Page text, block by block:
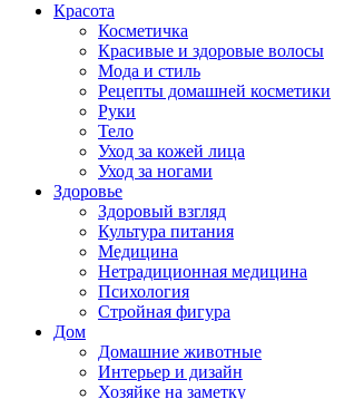
Красота
Косметичка
Красивые и здоровые волосы
Мода и стиль
Рецепты домашней косметики
Руки
Тело
Уход за кожей лица
Уход за ногами
Здоровье
Здоровый взгляд
Культура питания
Медицина
Нетрадиционная медицина
Психология
Стройная фигура
Дом
Домашние животные
Интерьер и дизайн
Хозяйке на заметку